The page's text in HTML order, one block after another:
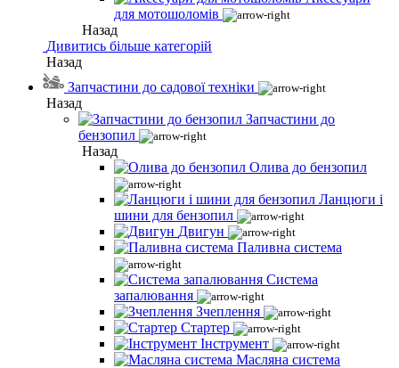
для мотошоломів
Назад
Дивитись більше категорій
Назад
Запчастини до садової техніки
Назад
Запчастини до
бензопил
Назад
Олива до бензопил
Ланцюги і
шини для бензопил
Двигун
Паливна система
Система
запалювання
Зчеплення
Стартер
Інструмент
Масляна система